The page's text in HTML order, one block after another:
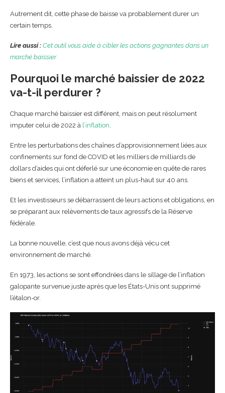
Autrement dit, cette phase de baisse va probablement durer un
certain temps.
Lire aussi : Cet outil vous aide à cibler les actions gagnantes dans un
marché baissier
Pourquoi le marché baissier de 2022
va-t-il perdurer ?
Chaque marché baissier est différent, mais on peut résolument
imputer celui de 2022 à l’inflation.
Entre les perturbations des chaînes d’approvisionnement liées aux
confinements sur fond de COVID et les milliers de milliards de
dollars d’aides qui ont déferlé sur une économie en quête de rares
biens et services, l’inflation a atteint un plus-haut sur 40 ans.
Et les investisseurs se débarrassent de leurs actions et obligations, en
se préparant aux relèvements de taux agressifs de la Réserve
fédérale.
La bonne nouvelle, c’est que nous avons déjà vécu cet
environnement de marché.
En 1973, les actions se sont effondrées dans le sillage de l’inflation
galopante survenue juste après que les États-Unis ont supprimé
l’étalon-or.